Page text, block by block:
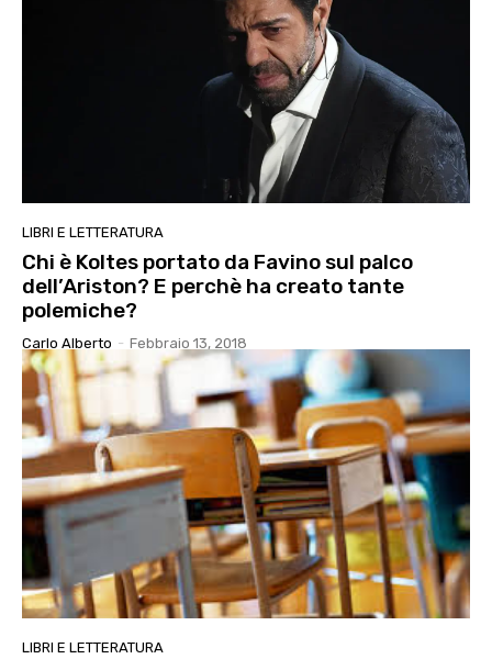
LIBRI E LETTERATURA
Chi è Koltes portato da Favino sul palco
dell’Ariston? E perchè ha creato tante
polemiche?
Carlo Alberto - Febbraio 13, 2018
LIBRI E LETTERATURA